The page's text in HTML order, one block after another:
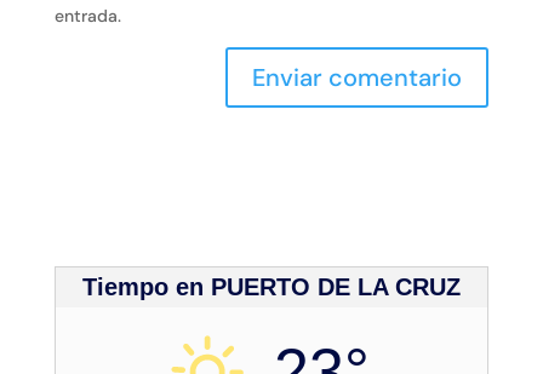
entrada.
Tiempo en PUERTO DE LA CRUZ